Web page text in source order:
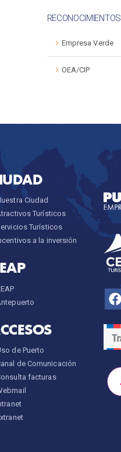
RECONOCIMIENTOS
Empresa Verde
OEA/CIP
Ciudad
Turísticos
Turísticos
a la inversión
de Puerto
de Comunicación
facturas